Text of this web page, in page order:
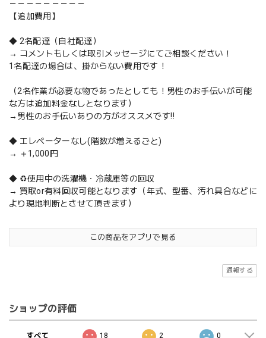
－－－－－－－－－
【追加費用】
◆ 2名配達（自社配達）
→ コメントもしくは取引メッセージにてご相談ください！
1名配達の場合は、掛からない費用です！
（2名作業が必要な物であったとしても！男性のお手伝いが可能
な方は追加料金なしとなります）
→男性のお手伝いありの方がオススメです‼️
◆ エレベーターなし(階数が増えるごと)
→ ＋1,000円
◆ ♻️使用中の洗濯機・冷蔵庫等の回収
→ 買取or有料回収可能となります（年式、型番、汚れ具合などに
より現地判断とさせて頂きます）
この商品をアプリで見る
通報する
ショップの評価
すべて 18 2 0